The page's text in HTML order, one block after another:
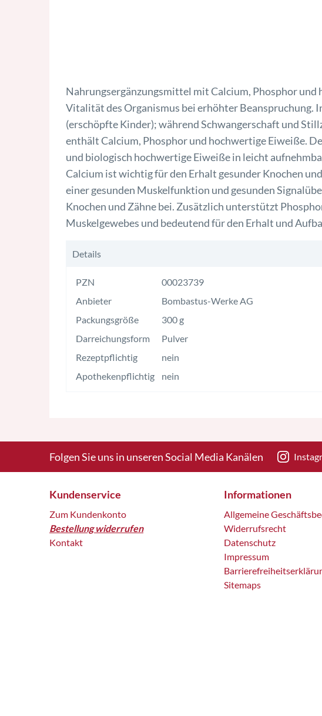
Nahrungsergänzungsmittel mit Calcium, Phosphor und
Vitalität des Organismus bei erhöhter Beanspruchung.
(erschöpfte Kinder); während Schwangerschaft und
enthält Calcium, Phosphor und hochwertige Eiweiße.
und biologisch hochwertige Eiweiße in leicht
Calcium ist wichtig für den Erhalt gesunder Knochen
einer gesunden Muskelfunktion und gesunden
Knochen und Zähne bei. Zusätzlich unterstützt
Muskelgewebes und bedeutend für den Erhalt und
Details
PZN
00023739
Anbieter
Bombastus-Werke AG
Packungsgröße
300 g
Darreichungsform
Pulver
Rezeptpflichtig
nein
Apothekenpflichtig
nein
Folgen Sie uns in unseren Social Media Kanälen
Kundenservice
Zum Kundenkonto
Bestellung widerrufen
Kontakt
Informationen
Allgemeine
Widerrufsrecht
Datenschutz
Impressum
Sitemaps